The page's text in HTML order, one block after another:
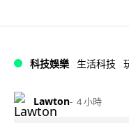
科技娛樂 生活科技
Lawton 4 小時